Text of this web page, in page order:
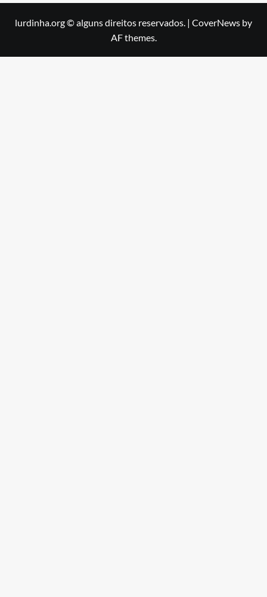
lurdinha.org © alguns direitos reservados. | CoverNews by
AF themes.